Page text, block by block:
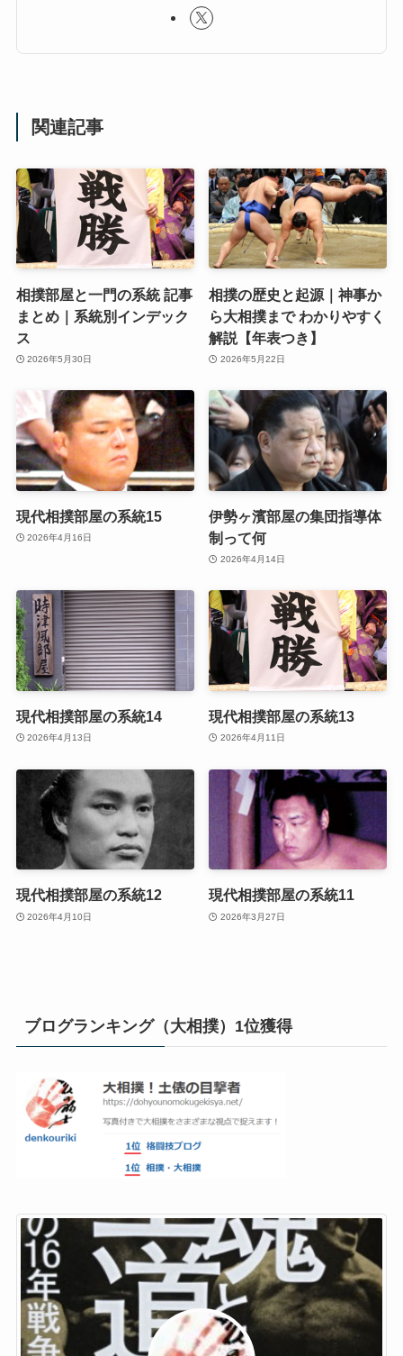
関連記事
相撲部屋と一門の系統 記事
まとめ｜系統別インデック
ス
2026年5月30日
相撲の歴史と起源｜神事か
ら大相撲まで わかりやすく
解説【年表つき】
2026年5月22日
現代相撲部屋の系統15
2026年4月16日
伊勢ヶ濱部屋の集団指導体
制って何
2026年4月14日
現代相撲部屋の系統14
2026年4月13日
現代相撲部屋の系統13
2026年4月11日
現代相撲部屋の系統12
2026年4月10日
現代相撲部屋の系統11
2026年3月27日
ブログランキング（大相撲）1位獲得